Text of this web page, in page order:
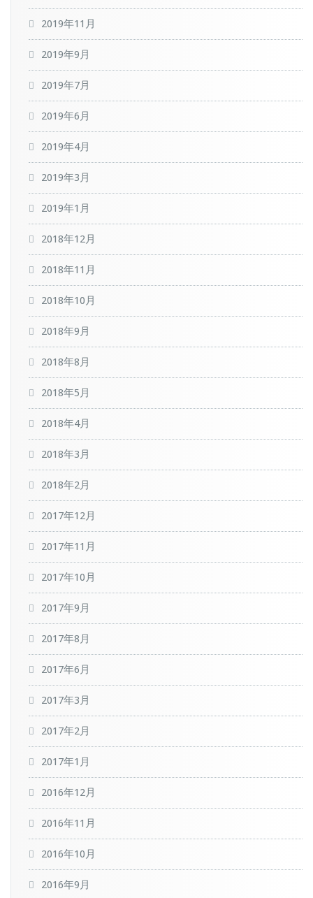
2019年11月
2019年9月
2019年7月
2019年6月
2019年4月
2019年3月
2019年1月
2018年12月
2018年11月
2018年10月
2018年9月
2018年8月
2018年5月
2018年4月
2018年3月
2018年2月
2017年12月
2017年11月
2017年10月
2017年9月
2017年8月
2017年6月
2017年3月
2017年2月
2017年1月
2016年12月
2016年11月
2016年10月
2016年9月